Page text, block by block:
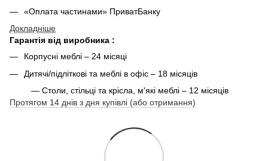
«Оплата частинами» ПриватБанку
Докладніше
Гарантія від виробника :
Корпусні меблі – 24 місяці
Дитячі/підліткові та меблі в офіс – 18 місяців
— Столи, стільці та крісла, м'які меблі – 12 місяців
Протягом 14 днів з дня купівлі (або отримання)